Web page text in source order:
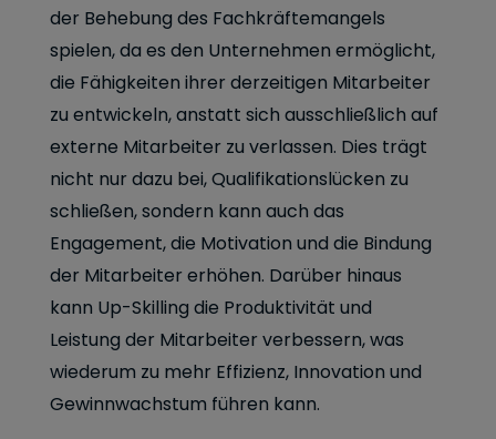
der Behebung des Fachkräftemangels
spielen, da es den Unternehmen ermöglicht,
die Fähigkeiten ihrer derzeitigen Mitarbeiter
zu entwickeln, anstatt sich ausschließlich auf
externe Mitarbeiter zu verlassen. Dies trägt
nicht nur dazu bei, Qualifikationslücken zu
schließen, sondern kann auch das
Engagement, die Motivation und die Bindung
der Mitarbeiter erhöhen. Darüber hinaus
kann Up-Skilling die Produktivität und
Leistung der Mitarbeiter verbessern, was
wiederum zu mehr Effizienz, Innovation und
Gewinnwachstum führen kann.